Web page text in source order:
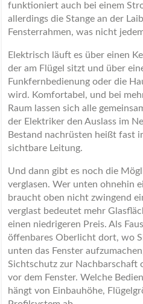
funktioniert auch bei einem
allerdings die Stange an der
Fensterrahmen, was nicht
Elektrisch läuft es über einen
der am Flügel sitzt und über
Funkfernbedienung oder die
wird. Komfortabel, und bei
Raum lassen sich alle
der Elektriker den Auslass im
Bestand nachrüsten heißt fast
sichtbare Leitung.
Und dann gibt es noch die
verglasen. Wer unten ohnehin
braucht oben nicht zwingend
verglast bedeutet mehr
einen niedrigeren Preis. Als
öffenbares Oberlicht dort, wo
unten das Fenster
Sichtschutz zur Nachbarschaft
vor dem Fenster. Welche
hängt von Einbauhöhe,